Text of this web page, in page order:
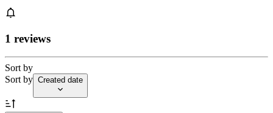
1 reviews
Sort by
Sort by Created date